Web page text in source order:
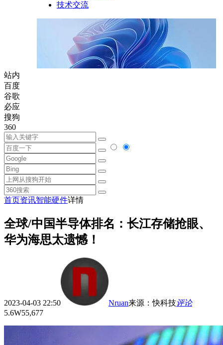
技术交流
站内
百度
谷歌
必应
搜狗
360
首页资讯智能硬件详情
全球/中国半导体排名：长江存储抢眼、
华为海思太遗憾！
2023-04-03 22:50 Nruan来源 ：快科技评论
5.6W55,677